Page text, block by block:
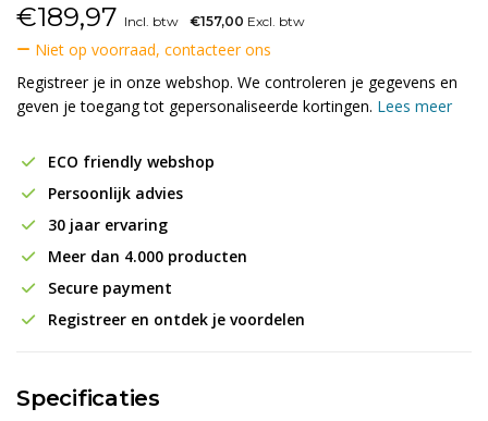
€189,97 Incl. btw €157,00 Excl. btw
Niet op voorraad, contacteer ons
Registreer je in onze webshop. We controleren je gegevens en
geven je toegang tot gepersonaliseerde kortingen. Lees meer
ECO friendly webshop
Persoonlijk advies
30 jaar ervaring
Meer dan 4.000 producten
Secure payment
Registreer en ontdek je voordelen
Specificaties